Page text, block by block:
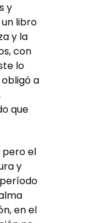
y
libro
y la
con
lo
a
que
pero el
y
en el